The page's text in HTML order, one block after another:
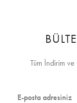
Tüm İndirim